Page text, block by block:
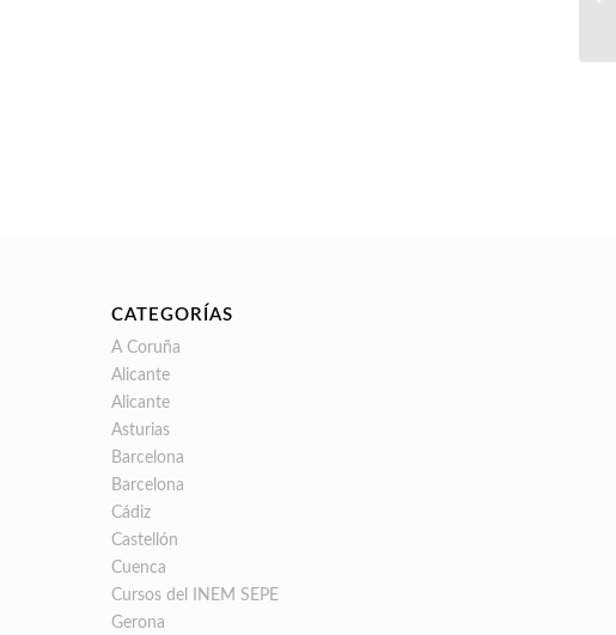
CATEGORÍAS
A Coruña
Alicante
Alicante
Asturias
Barcelona
Barcelona
Cádiz
Castellón
Cuenca
Cursos del INEM SEPE
Gerona